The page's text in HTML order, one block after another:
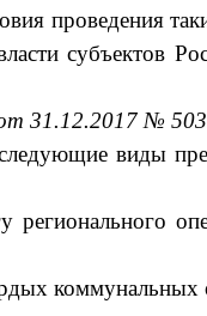
проведения
субъектов
от 31.12.2017 №
виды
регионального
коммунальных